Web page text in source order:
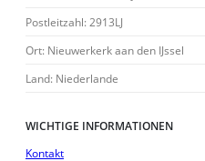
Postleitzahl: 2913LJ
Ort: Nieuwerkerk aan den IJssel
Land: Niederlande
WICHTIGE INFORMATIONEN
Kontakt